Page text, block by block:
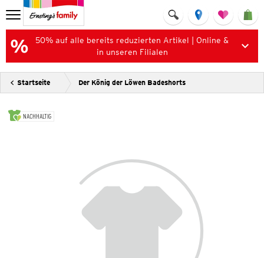
50% auf alle bereits reduzierten Artikel | Online &
in unseren Filialen
Startseite Der König der Löwen Badeshorts
NACHHALTIG